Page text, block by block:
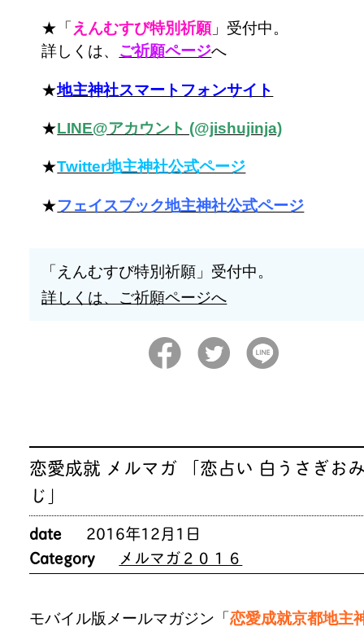
★「 えんむすび特別祈願」受付中。
詳しくは、 ご祈願ページへ
★地主神社スマートフォンサイト
★LINE@アカウント (@jishujinja)
★Twitter地主神社公式ページ
★フェイスブック地主神社公式ページ
「えんむすび特別祈願」受付中。
詳しくは、ご祈願ページへ
恋愛成就 メルマガ 「恋占い 白うさぎお
じ」
date
2016年12月1日
Category
メルマガ２０１６
モバイル版メールマガジン「恋愛成就京都地主